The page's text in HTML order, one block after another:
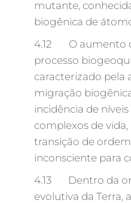
mutante,
biogênica
4.12 O aumento
processo
caracterizado pela
migração
incidência de
complexos de
transição de
inconsciente para
4.13 Dentro da
evolutiva da Terra,